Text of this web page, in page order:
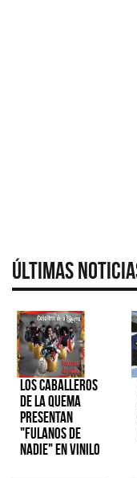
Últimas
Los Caballeros
de la Quema
presentan
"Fulanos de
Nadie" en vinilo